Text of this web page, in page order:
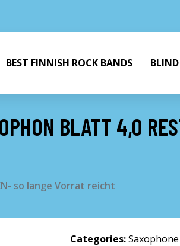
BEST FINNISH ROCK BANDS
BLATT 4,0
so lange Vorrat reicht
Categories:Saxophone